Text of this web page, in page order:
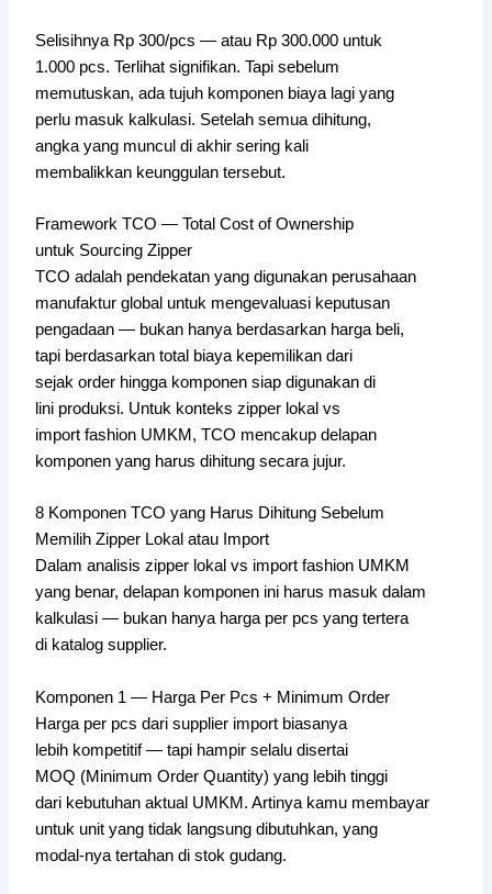
Selisihnya Rp 300/pcs — atau Rp 300.000 untuk
1.000 pcs. Terlihat signifikan. Tapi sebelum
memutuskan, ada tujuh komponen biaya lagi yang
perlu masuk kalkulasi. Setelah semua dihitung,
angka yang muncul di akhir sering kali
membalikkan keunggulan tersebut.
Framework TCO — Total Cost of Ownership
untuk Sourcing Zipper
TCO adalah pendekatan yang digunakan perusahaan
manufaktur global untuk mengevaluasi keputusan
pengadaan — bukan hanya berdasarkan harga beli,
tapi berdasarkan total biaya kepemilikan dari
sejak order hingga komponen siap digunakan di
lini produksi. Untuk konteks zipper lokal vs
import fashion UMKM, TCO mencakup delapan
komponen yang harus dihitung secara jujur.
8 Komponen TCO yang Harus Dihitung Sebelum
Memilih Zipper Lokal atau Import
Dalam analisis zipper lokal vs import fashion UMKM
yang benar, delapan komponen ini harus masuk dalam
kalkulasi — bukan hanya harga per pcs yang tertera
di katalog supplier.
Komponen 1 — Harga Per Pcs + Minimum Order
Harga per pcs dari supplier import biasanya
lebih kompetitif — tapi hampir selalu disertai
MOQ (Minimum Order Quantity) yang lebih tinggi
dari kebutuhan aktual UMKM. Artinya kamu membayar
untuk unit yang tidak langsung dibutuhkan, yang
modal-nya tertahan di stok gudang.